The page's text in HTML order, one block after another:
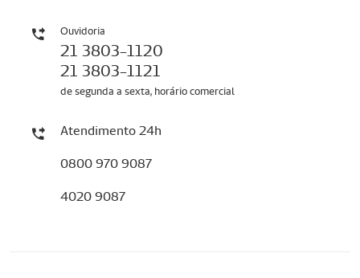
Ouvidoria
21 3803-1120
21 3803-1121
de segunda a sexta, horário comercial
Atendimento 24h
0800 970 9087
4020 9087